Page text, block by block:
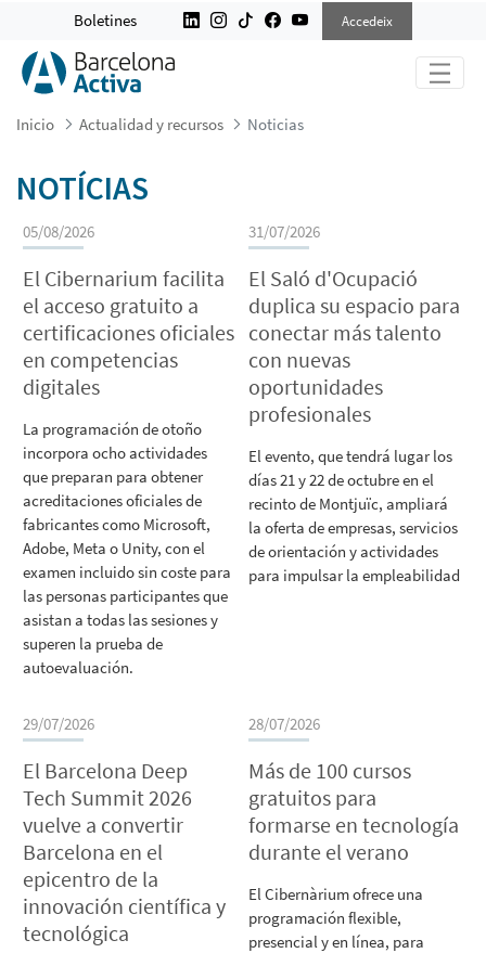
NOTICIAS
Boletines Accedeix
Inicio Actualidad y recursos Noticias
NOTÍCIAS
05/08/2026
El Cibernarium facilita
el acceso gratuito a
certificaciones oficiales
en competencias
digitales
La programación de otoño
incorpora ocho actividades
que preparan para obtener
acreditaciones oficiales de
fabricantes como Microsoft,
Adobe, Meta o Unity, con el
examen incluido sin coste para
las personas participantes que
asistan a todas las sesiones y
superen la prueba de
autoevaluación.
31/07/2026
El Saló d'Ocupació
duplica su espacio para
conectar más talento
con nuevas
oportunidades
profesionales
El evento, que tendrá lugar los
días 21 y 22 de octubre en el
recinto de Montjuïc, ampliará
la oferta de empresas, servicios
de orientación y actividades
para impulsar la empleabilidad
29/07/2026
El Barcelona Deep
Tech Summit 2026
vuelve a convertir
Barcelona en el
epicentro de la
innovación científica y
tecnológica
28/07/2026
Más de 100 cursos
gratuitos para
formarse en tecnología
durante el verano
El Cibernàrium ofrece una
programación flexible,
presencial y en línea, para